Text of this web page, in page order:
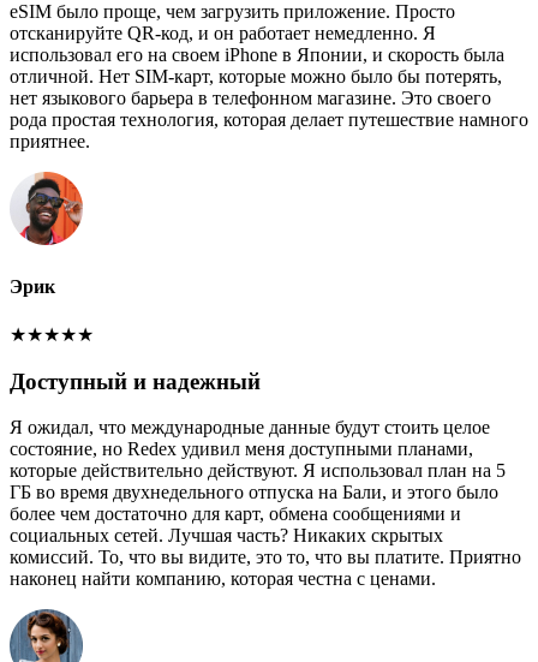
eSIM было проще, чем загрузить приложение. Просто
отсканируйте QR-код, и он работает немедленно. Я
использовал его на своем iPhone в Японии, и скорость была
отличной. Нет SIM-карт, которые можно было бы потерять,
нет языкового барьера в телефонном магазине. Это своего
рода простая технология, которая делает путешествие намного
приятнее.
Эрик
★★★★★
Доступный и надежный
Я ожидал, что международные данные будут стоить целое
состояние, но Redex удивил меня доступными планами,
которые действительно действуют. Я использовал план на 5
ГБ во время двухнедельного отпуска на Бали, и этого было
более чем достаточно для карт, обмена сообщениями и
социальных сетей. Лучшая часть? Никаких скрытых
комиссий. То, что вы видите, это то, что вы платите. Приятно
наконец найти компанию, которая честна с ценами.